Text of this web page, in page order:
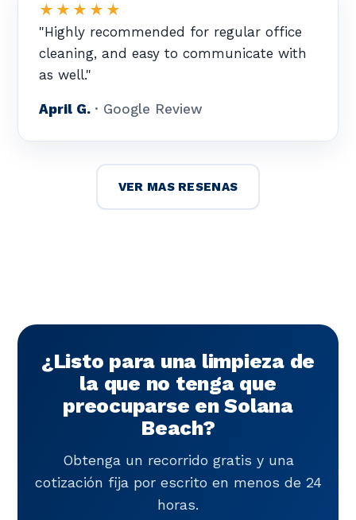
★★★★★
"Highly recommended for regular office
cleaning, and easy to communicate with
as well."
April G. · Google Review
VER MAS RESENAS
¿Listo para una limpieza de
la que no tenga que
preocuparse en Solana
Beach?
Obtenga un recorrido gratis y una
cotización fija por escrito en menos de 24
horas.